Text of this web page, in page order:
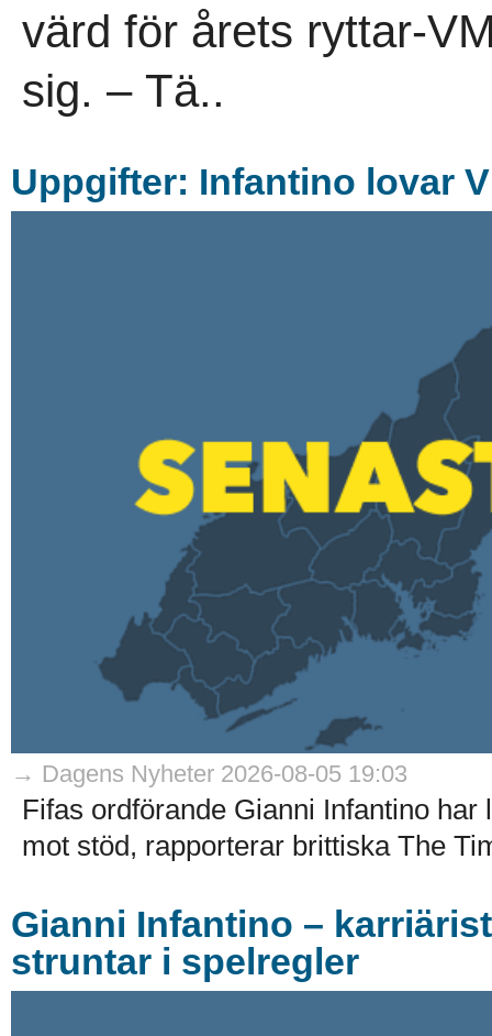
värd för årets ryttar-
sig. – Tä..
Uppgifter: Infantino lovar
→ Dagens Nyheter 2026-08-05 19:03
Fifas ordförande Gianni Infantino
mot stöd, rapporterar brittiska The
Gianni Infantino –
struntar i spelregler